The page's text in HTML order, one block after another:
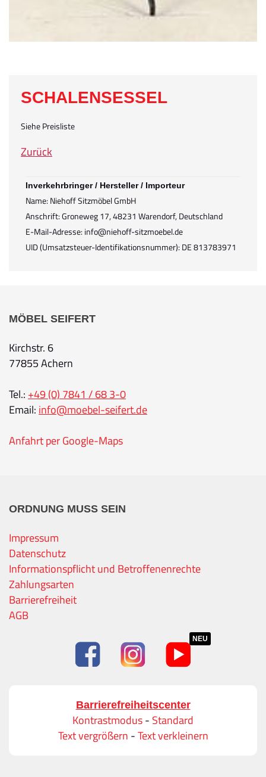
SCHALENSESSEL
Siehe Preisliste
Zurück
Inverkehrbringer / Hersteller / Importeur
Name: Niehoff Sitzmöbel GmbH
Anschrift: Groneweg 17, 48231 Warendorf, Deutschland
E-Mail-Adresse: info@niehoff-sitzmoebel.de
UID (Umsatzsteuer-Identifikationsnummer): DE 813783971
MÖBEL SEIFERT
Kirchstr. 6
77855 Achern
Tel.: +49 (0) 7841 / 68 3-0
Email: info@moebel-seifert.de
Anfahrt per Google-Maps
ORDNUNG MUSS SEIN
Impressum
Datenschutz
Informationspflicht und Betroffenenrechte
Zahlungsarten
Barrierefreiheit
AGB
NEU
Barrierefreiheitscenter
Kontrastmodus- Standard
Text vergrößern -Text verkleinern